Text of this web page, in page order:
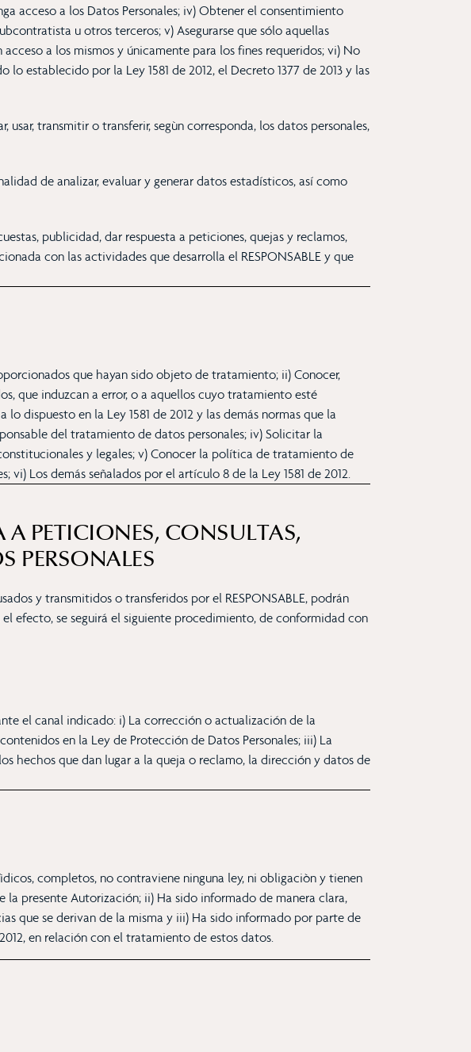
acceso a los Datos Personales; iv) Obtener el consentimiento
u otros terceros; v) Asegurarse que sólo aquellas
a los mismos y únicamente para los fines requeridos; vi) No
establecido por la Ley 1581 de 2012, el Decreto 1377 de 2013 y las
usar, transmitir o transferir, segùn corresponda, los datos personales,
de analizar, evaluar y generar datos estadísticos, así como
publicidad, dar respuesta a peticiones, quejas y reclamos,
con las actividades que desarrolla el RESPONSABLE y que
que hayan sido objeto de tratamiento; ii) Conocer,
que induzcan a error, o a aquellos cuyo tratamiento esté
dispuesto en la Ley 1581 de 2012 y las demás normas que la
del tratamiento de datos personales; iv) Solicitar la
y legales; v) Conocer la política de tratamiento de
Los demás señalados por el artículo 8 de la Ley 1581 de 2012.
A PETICIONES, CONSULTAS,
PERSONALES
y transmitidos o transferidos por el RESPONSABLE, podrán
efecto, se seguirá el siguiente procedimiento, de conformidad con
el canal indicado: i) La corrección o actualización de la
en la Ley de Protección de Datos Personales; iii) La
hechos que dan lugar a la queja o reclamo, la dirección y datos de
completos, no contraviene ninguna ley, ni obligaciòn y tienen
presente Autorización; ii) Ha sido informado de manera clara,
que se derivan de la misma y iii) Ha sido informado por parte de
en relación con el tratamiento de estos datos.